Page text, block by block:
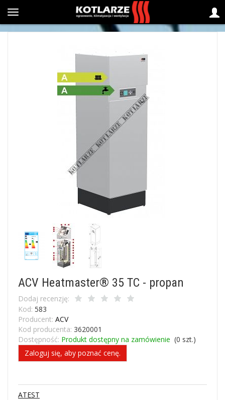
ACV Heatmaster® 35 TC - propan
Dodaj recenzję:
Kod: 583
Producent: ACV
Kod producenta: 3620001
Dostępność: Produkt dostępny na zamówienie (0 szt.)
Zaloguj się, aby poznać cenę.
ATEST